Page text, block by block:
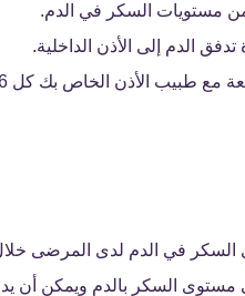
من مستويات السكر في الدم.
الدم إلى الأذن الداخلية.
طبيب الأذن الخاص بك كل 6 أشهر.
السكر بالدم ويمكن أن